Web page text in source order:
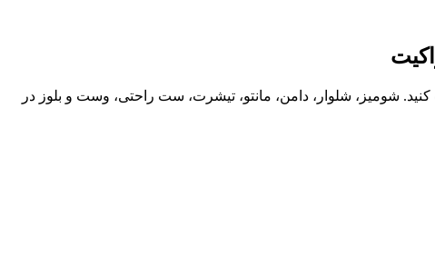
کنید. شومیز، شلوار، دامن، مانتو، تیشرت، ست راحتی، وست و بلوز در